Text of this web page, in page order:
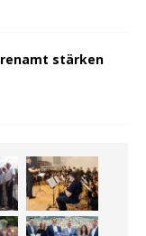
stärken